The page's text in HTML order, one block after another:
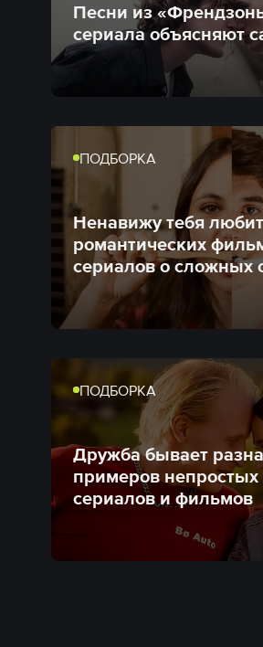
Песни из
сериала объясняют
ПОДБОРКА
Ненавижу тебя
романтических
сериалов о сложных
ПОДБОРКА
Дружба бывает
примеров
сериалов и фильмов